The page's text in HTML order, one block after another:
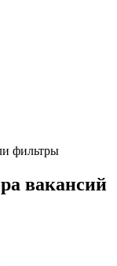
фильтры
вакансий